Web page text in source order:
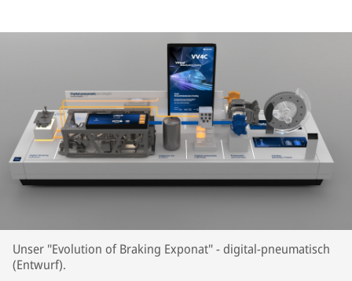
Unser "Evolution of Braking Exponat" - digital-pneumatisch
(Entwurf).